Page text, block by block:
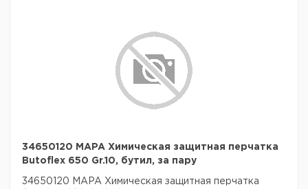
34650120 MAPA Химическая защитная перчатка
Butoflex 650 Gr.10, бутил, за пару
34650120 MAPA Химическая защитная перчатка